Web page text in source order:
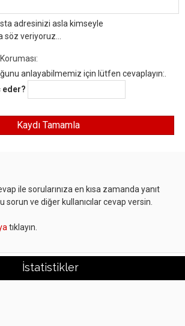
adresinizi asla kimseyle
söz veriyoruz...
anlayabilmemiz için lütfen cevaplayın:.
eder?
ile sorularınıza en kısa zamanda yanıt
ve diğer kullanıcılar cevap versin.
tıklayın.
İstatistikler